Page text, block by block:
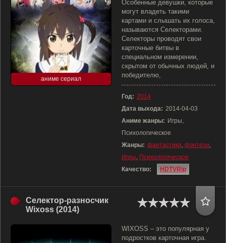
аниме сериал
Особенные девушки, которые
могут владеть такими
картами и слышать их голоса,
называются Селекторами.
Селекторы проводят свои
карточные битвы в
специальном измерении,
скрытом от обычных людей, и
победителю,
Год: 2014
Дата выхода: 2014-04-03
Аниме жанры: Игры,
Психологическое
Жанры: фантастика, фэнтези,
Игры, Психологическое
Качество:
HDTVRip
Селектор-разносчик
Wixoss (2014)
WIXOSS – это популярная у
подростков карточная игра.